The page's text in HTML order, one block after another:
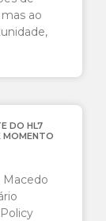
ao
DO HL7
MOMENTO
Macedo